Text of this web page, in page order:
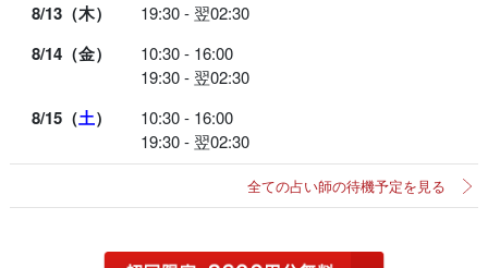
8/13（木） 19:30 - 翌02:30
8/14（金）
10:30 - 16:00
19:30 - 翌02:30
8/15（土）
10:30 - 16:00
19:30 - 翌02:30
全ての占い師の待機予定を見る